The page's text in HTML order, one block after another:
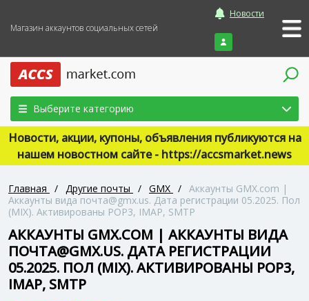
Магазин аккаунтов социальных сетей
Новости
Войти
Выберите категорию
Новости, акции, купоны, объявления публикуются на
нашем новостном сайте - https://accsmarket.news
Главная / Другие почты / GMX / Аккаунты GMX.com |
Аккаунты вида почта@gmx.us. Дата регистрации 05.2025. Пол
(MIX). Активированы POP3, IMAP, SMTP
АККАУНТЫ GMX.COM | АККАУНТЫ ВИДА
ПОЧТА@GMX.US. ДАТА РЕГИСТРАЦИИ
05.2025. ПОЛ (MIX). АКТИВИРОВАНЫ POP3,
IMAP, SMTP